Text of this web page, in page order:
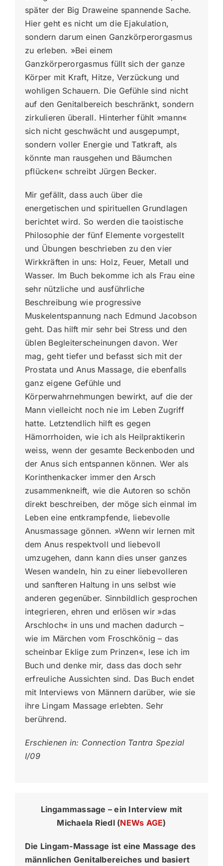
später der Big Draweine spannende Sache.
Hier geht es nicht um die Ejakulation,
sondern darum einen Ganzkörperorgasmus
zu erleben. »Bei einem
Ganzkörperorgasmus füllt sich der ganze
Körper mit Kraft, Hitze, Verzückung und
wohligen Schauern. Die Gefühle sind nicht
auf den Genitalbereich beschränkt, sondern
zirkulieren überall. Hinterher fühlt »mann«
sich nicht geschwächt und ausgepumpt,
sondern voller Energie und Tatkraft, als
könnte man rausgehen und Bäumchen
pflücken« schreibt Jürgen Becker.
Mir gefällt, dass auch über die
energetischen und spirituellen Grundlagen
berichtet wird. So werden die taoistische
Philosophie der fünf Elemente vorgestellt
und Übungen beschrieben zu den vier
Wirkkräften in uns: Holz, Feuer, Metall und
Wasser. Im Buch bekomme ich als Frau eine
sehr nützliche und ausführliche
Beschreibung wie progressive
Muskelentspannung nach Edmund Jacobson
geht. Das hilft mir sehr bei Stress und den
üblen Begleiterscheinungen davon. Wer
mag, geht tiefer und befasst sich mit der
Prostata und Anus Massage, die ebenfalls
ganz eigene Gefühle und
Körperwahrnehmungen bewirkt, auf die der
Mann vielleicht noch nie im Leben Zugriff
hatte. Letztendlich hilft es gegen
Hämorrhoiden, wie ich als Heilpraktikerin
weiss, wenn der gesamte Beckenboden und
der Anus sich entspannen können. Wer als
Korinthenkacker immer den Arsch
zusammenkneift, wie die Autoren so schön
direkt beschreiben, der möge sich einmal im
Leben eine entkrampfende, liebevolle
Anusmassage gönnen. »Wenn wir lernen mit
dem Anus respektvoll und liebevoll
umzugehen, dann kann dies unser ganzes
Wesen wandeln, hin zu einer liebevolleren
und sanfteren Haltung in uns selbst wie
anderen gegenüber. Sinnbildlich gesprochen
integrieren, ehren und erlösen wir »das
Arschloch« in uns und machen dadurch –
wie im Märchen vom Froschkönig – das
scheinbar Eklige zum Prinzen«, lese ich im
Buch und denke mir, dass das doch sehr
erfreuliche Aussichten sind. Das Buch endet
mit Interviews von Männern darüber, wie sie
ihre Lingam Massage erlebten. Sehr
berührend.
Erschienen in: Connection Tantra Spezial
I/09
Lingammassage – ein Interview mit
Michaela Riedl (NEWs AGE)
Die Lingam-Massage ist eine Massage des
männlichen Genitalbereiches und basiert